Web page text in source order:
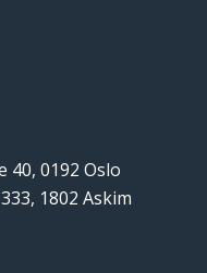
40, 0192 Oslo
1802 Askim